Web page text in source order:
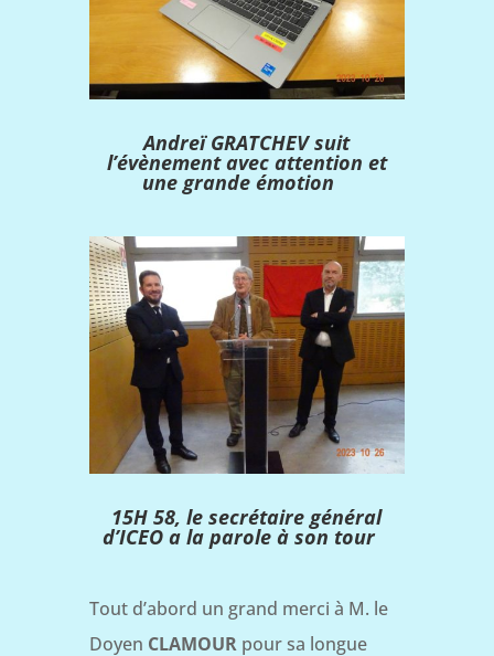
Andreï GRATCHEV suit
l’évènement avec attention et
une grande émotion
15H 58, le secrétaire général
d’ICEO a la parole à son tour
Tout d’abord un grand merci à M. le
Doyen CLAMOURpour sa longue